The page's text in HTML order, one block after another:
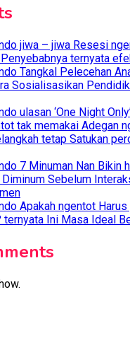
jiwa – jiwa Resesi
Penyebabnya ternyata
Tangkal Pelecehan
Sosialisasikan
ulasan ‘One Night
tak memakai Adegan
tetap Satukan
7 Minuman Nan Bikin
Diminum Sebelum
Apakah ngentot
ternyata Ini Masa Ideal